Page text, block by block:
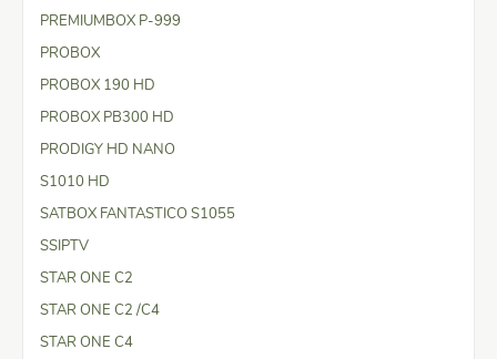
PREMIUMBOX P-999
PROBOX
PROBOX 190 HD
PROBOX PB300 HD
PRODIGY HD NANO
S1010 HD
SATBOX FANTASTICO S1055
SSIPTV
STAR ONE C2
STAR ONE C2 /C4
STAR ONE C4